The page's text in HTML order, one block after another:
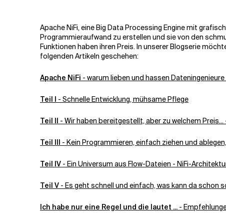
Apache NiFi, eine Big Data Processing Engine mit
Programmieraufwand zu erstellen und sie von den
Funktionen haben ihren Preis. In unserer Blogserie
folgenden Artikeln geschehen:
Apache NiFi - warum lieben und hassen
Teil I - Schnelle Entwicklung, mühsame Pflege
Teil II - Wir haben bereitgestellt, aber zu welchem Preis...
Teil III - Kein Programmieren, einfach ziehen und
Teil IV - Ein Universum aus Flow-Dateien - NiFi-
Teil V - Es geht schnell und einfach, was kann da schon
Ich habe nur eine Regel und die lautet ... -